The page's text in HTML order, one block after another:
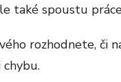
také spoustu
rozhodnete, či